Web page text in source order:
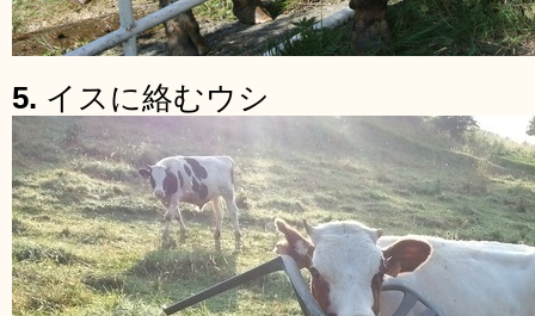
5. イスに絡むウシ